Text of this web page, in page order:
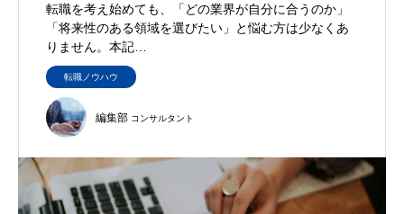
転職を考え始めても、「どの業界が自分に合うのか」
「将来性のある領域を選びたい」と悩む方は少なくあ
りません。本記…
転職ノウハウ
編集部 コンサルタント